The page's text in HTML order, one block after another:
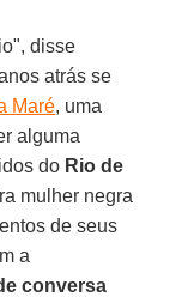
disse
atrás se
Maré, uma
alguma
do Rio de
mulher negra
de seus
a
conversa